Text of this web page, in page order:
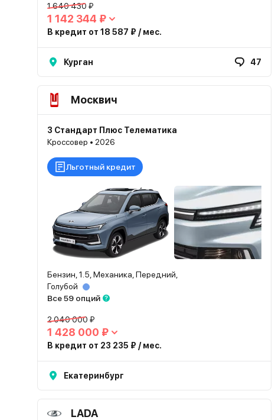
1 640 430 ₽
1 142 344 ₽
В кредит от 18 587 ₽ / мес.
Курган 47
Москвич
3 Стандарт Плюс Телематика
Кроссовер • 2026
Льготный кредит
Бензин, 1.5, Механика, Передний,
Голубой
Все 59 опций
2 040 000 ₽
1 428 000 ₽
В кредит от 23 235 ₽ / мес.
Екатеринбург
LADA